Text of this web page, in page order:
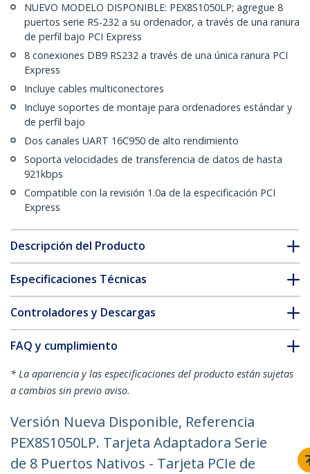
NUEVO MODELO DISPONIBLE: PEX8S1050LP; agregue 8
puertos serie RS-232 a su ordenador, a través de una ranura
de perfil bajo PCI Express
8 conexiones DB9 RS232 a través de una única ranura PCI
Express
Incluye cables multiconectores
Incluye soportes de montaje para ordenadores estándar y
de perfil bajo
Dos canales UART 16C950 de alto rendimiento
Soporta velocidades de transferencia de datos de hasta
921kbps
Compatible con la revisión 1.0a de la especificación PCI
Express
Descripción del Producto
Especificaciones Técnicas
Controladores y Descargas
FAQ y cumplimiento
* La apariencia y las especificaciones del producto están sujetas
a cambios sin previo aviso.
Versión Nueva Disponible, Referencia
PEX8S1050LP. Tarjeta Adaptadora Serie
de 8 Puertos Nativos - Tarjeta PCIe de